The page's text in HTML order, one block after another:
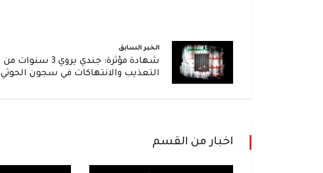
الخبر السابق
شهادة مؤثرة: جندي يروي 3 سنوات من
التعذيب والانتهاكات في سجون الحوثي
اخبار من القسم